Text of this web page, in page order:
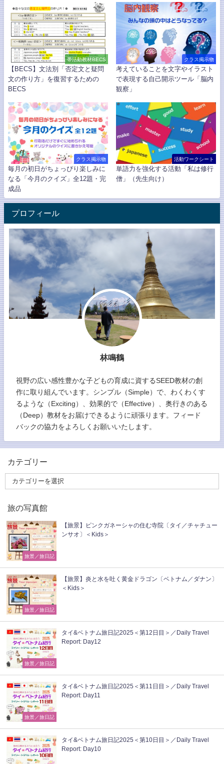
帯活動教材BECS
【BECS】文法別「否定文と疑問
文の作り方」を復習するための
BECS
クラス掲示物
考えていることを文字やイラスト
で表現する自己開示ツール「脳内
観察」
クラス掲示物
毎月の初日がちょっぴり楽しみに
なる「今月のクイズ」全12題・完
成品
活動ワークシート
単語力を強化する活動「私は修行
僧」（先生向け）
プロフィール
林鳴鶴
視野の広い感性豊かな子どもの育成に資するSEED教材の創
作に取り組んでいます。シンプル（Simple）で、わくわくす
るような（Exciting）、効果的で（Effective）、奥行きのある
（Deep）教材をお届けできるように頑張ります。フィード
バックの協力をよろしくお願いいたします。
カテゴリー
旅の写真館
旅景／旅日記
【旅景】ピンクガネーシャの住む寺院〔タイ／チャチュー
ンサオ〕＜Kids＞
旅景／旅日記
【旅景】炎と水を吐く黄金ドラゴン〔ベトナム／ダナン〕
＜Kids＞
旅景／旅日記
タイ&ベトナム旅日記2025＜第12日目＞／Daily Travel
Report: Day12
旅景／旅日記
タイ&ベトナム旅日記2025＜第11日目＞／Daily Travel
Report: Day11
タイ&ベトナム旅日記2025＜第10日目＞／Daily Travel
Report: Day10